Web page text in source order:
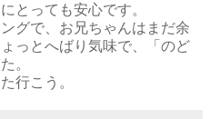
とっても安心です。
グで、お兄ちゃんはまだ余
っとへばり気味で、「のど
。
行こう。